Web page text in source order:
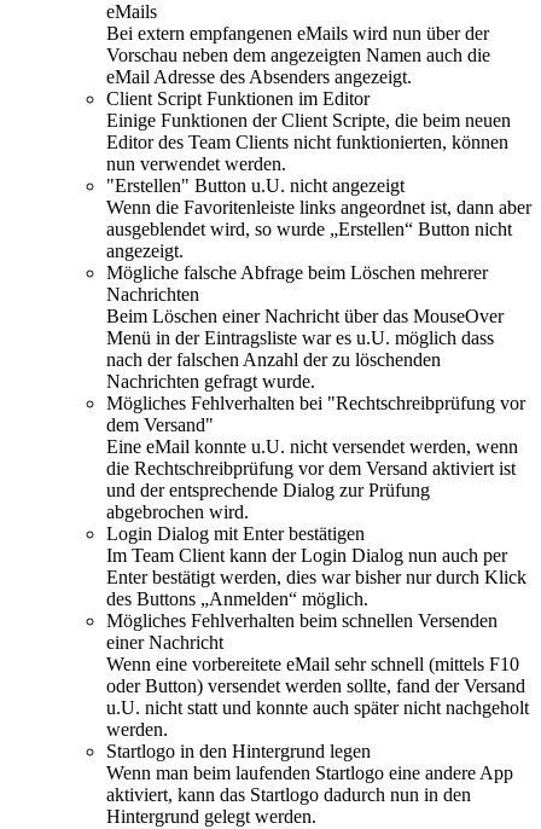
eMails
Bei extern empfangenen eMails wird nun über der
Vorschau neben dem angezeigten Namen auch die
eMail Adresse des Absenders angezeigt.
Client Script Funktionen im Editor
Einige Funktionen der Client Scripte, die beim neuen
Editor des Team Clients nicht funktionierten, können
nun verwendet werden.
"Erstellen" Button u.U. nicht angezeigt
Wenn die Favoritenleiste links angeordnet ist, dann aber
ausgeblendet wird, so wurde „Erstellen“ Button nicht
angezeigt.
Mögliche falsche Abfrage beim Löschen mehrerer
Nachrichten
Beim Löschen einer Nachricht über das MouseOver
Menü in der Eintragsliste war es u.U. möglich dass
nach der falschen Anzahl der zu löschenden
Nachrichten gefragt wurde.
Mögliches Fehlverhalten bei "Rechtschreibprüfung vor
dem Versand"
Eine eMail konnte u.U. nicht versendet werden, wenn
die Rechtschreibprüfung vor dem Versand aktiviert ist
und der entsprechende Dialog zur Prüfung
abgebrochen wird.
Login Dialog mit Enter bestätigen
Im Team Client kann der Login Dialog nun auch per
Enter bestätigt werden, dies war bisher nur durch Klick
des Buttons „Anmelden“ möglich.
Mögliches Fehlverhalten beim schnellen Versenden
einer Nachricht
Wenn eine vorbereitete eMail sehr schnell (mittels F10
oder Button) versendet werden sollte, fand der Versand
u.U. nicht statt und konnte auch später nicht nachgeholt
werden.
Startlogo in den Hintergrund legen
Wenn man beim laufenden Startlogo eine andere App
aktiviert, kann das Startlogo dadurch nun in den
Hintergrund gelegt werden.